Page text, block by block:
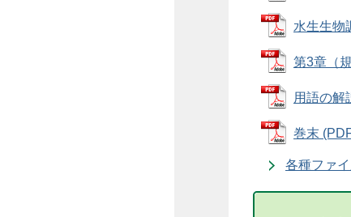
水生生物
第3章（
用語の解
巻末
各種ファ